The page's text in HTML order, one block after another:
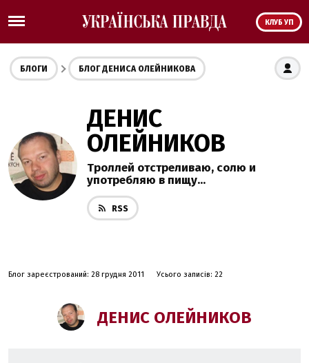
КЛУБ УП
БЛОГИ БЛОГ ДЕНИСА ОЛЕЙНИКОВА
ДЕНИС
ОЛЕЙНИКОВ
Троллей отстреливаю, солю и
употребляю в пищу...
RSS
Блог зареєстрований: 28 грудня 2011 Усього записів: 22
ДЕНИС ОЛЕЙНИКОВ